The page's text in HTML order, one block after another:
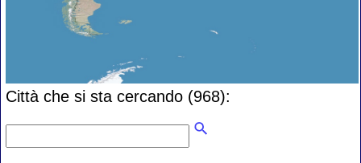
Città che si sta cercando (968):